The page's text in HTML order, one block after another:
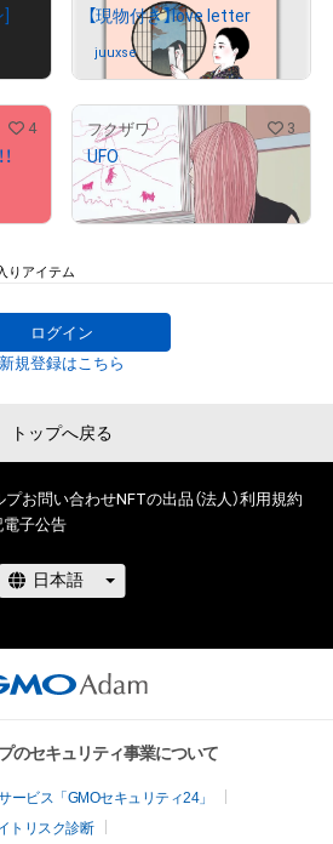
【現物付き】love letter
juuxse さんが保有中
4 フクザワ 3
UFO
¥ 51,000
りアイテム
ログイン
新規登録はこちら
トップへ戻る
プお問い合わせNFTの出品（法人）利用規約
電子公告
のセキュリティ事業について
ビス「GMOセキュリティ24」
トリスク診断